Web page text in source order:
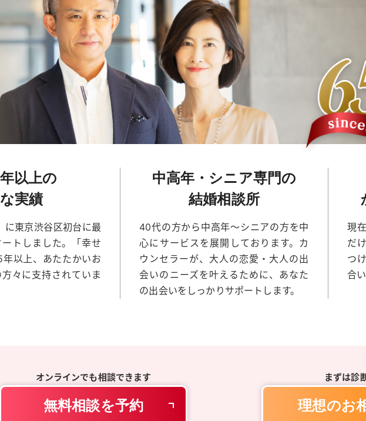
以上の
実績
東京渋谷区初台に最
トしました。「幸せ
以上、あたたかいお
々に支持されていま
中高年・シニア専門の
結婚相談所
40代の方から中高年～シニアの方を中
心にサービスを展開しております。カ
ウンセラーが、大人の恋愛・大人の出
会いのニーズを叶えるために、あなた
の出会いをしっかりサポートします。
現
だ
つ
合
オンラインでも相談できます
無料相談を予約
まずは診
理想のお